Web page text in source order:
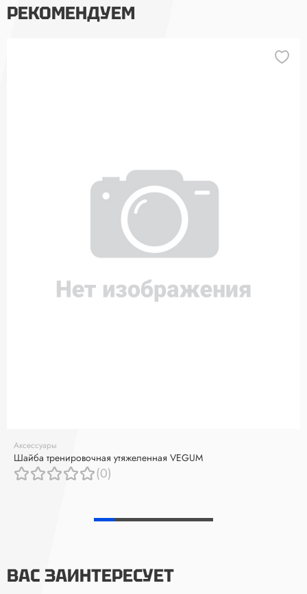
поверхности. Также, рекомендуем перед тренировкой или игрой
повторять обработку дважды.
РЕКОМЕНДУЕМ
Аксессуары
Шайба тренировочная утяжеленная VEGUM
(0)
ВАС ЗАИНТЕРЕСУЕТ